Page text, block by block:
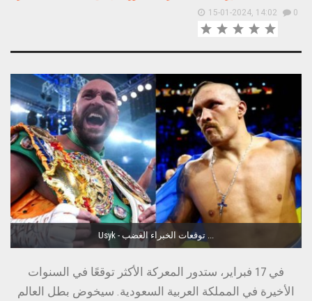
15-01-2024, 14:02
0
Usyk - توقعات الخبراء الغضب ...
في 17 فبراير، ستدور المعركة الأكثر توقعًا في السنوات
الأخيرة في المملكة العربية السعودية. سيخوض بطل العالم